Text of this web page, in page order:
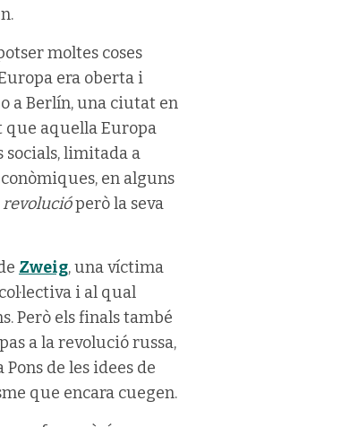
moltes coses
era oberta i
a Berlín, una ciutat en
que aquella Europa
socials, limitada a
en alguns
revolucióperò la seva
Zweig, una víctima
i al qual
Però els finals també
a la revolució russa,
de les idees de
que encara cuegen.